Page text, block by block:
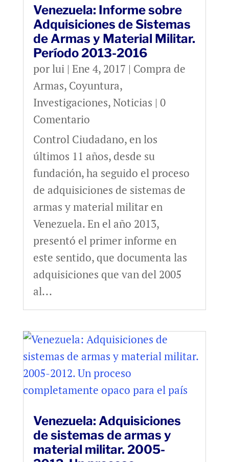
Venezuela: Informe sobre
Adquisiciones de Sistemas
de Armas y Material Militar.
Período 2013-2016
porlui| Ene 4, 2017 | Compra de
Armas, Coyuntura,
Investigaciones,Noticias | 0
Comentario
Control Ciudadano, en los
últimos 11 años, desde su
fundación, ha seguido el proceso
de adquisiciones de sistemas de
armas y material militar en
Venezuela. En el año 2013,
presentó el primer informe en
este sentido, que documenta las
adquisiciones que van del 2005
al...
Venezuela: Adquisiciones
de sistemas de armas y
material militar. 2005-